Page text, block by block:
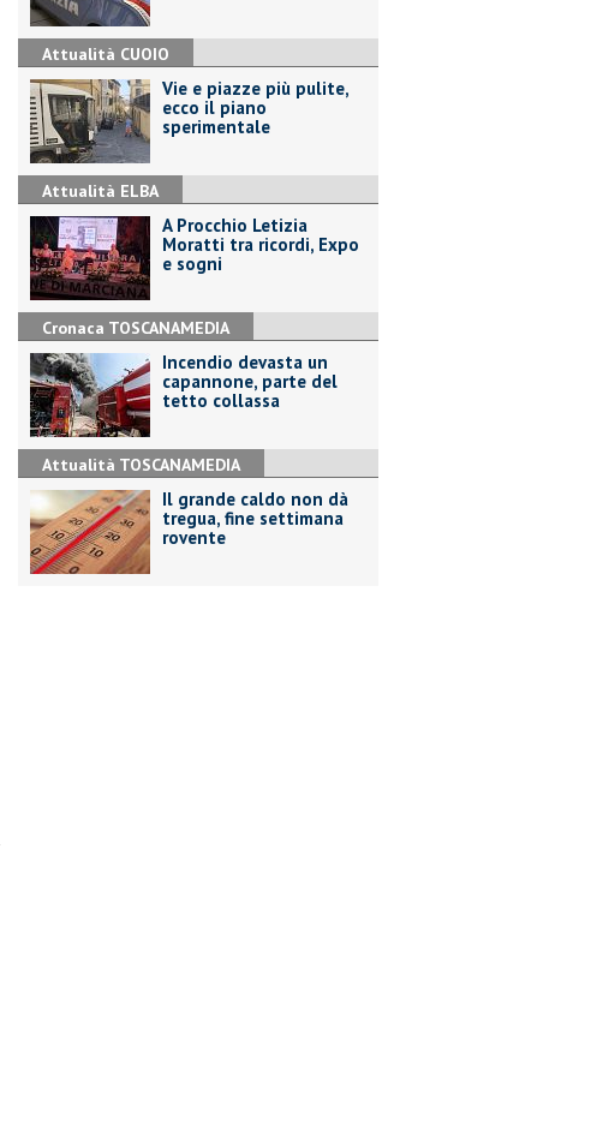
Attualità CUOIO
Vie e piazze più pulite,
ecco il piano
sperimentale
Attualità ELBA
A Procchio Letizia
Moratti tra ricordi, Expo
e sogni
Cronaca TOSCANAMEDIA
Incendio devasta un
capannone, parte del
tetto collassa
Attualità TOSCANAMEDIA
Il grande caldo non dà
tregua, fine settimana
rovente